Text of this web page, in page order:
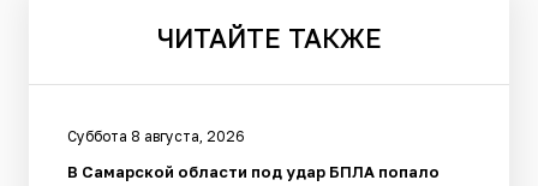
ЧИТАЙТЕ ТАКЖЕ
Суббота 8 августа, 2026
В Самарской области под удар БПЛА попало